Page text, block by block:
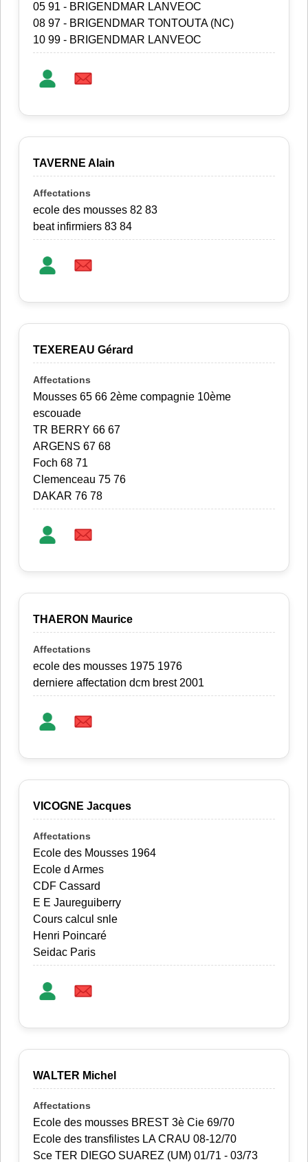
05 91 - BRIGENDMAR LANVEOC
08 97 - BRIGENDMAR TONTOUTA (NC)
10 99 - BRIGENDMAR LANVEOC
TAVERNE Alain
ecole des mousses 82 83
beat infirmiers 83 84
TEXEREAU Gérard
Mousses 65 66 2ème compagnie 10ème
escouade
TR BERRY 66 67
ARGENS 67 68
Foch 68 71
Clemenceau 75 76
DAKAR 76 78
THAERON Maurice
ecole des mousses 1975 1976
derniere affectation dcm brest 2001
VICOGNE Jacques
Ecole des Mousses 1964
Ecole d Armes
CDF Cassard
E E Jaureguiberry
Cours calcul snle
Henri Poincaré
Seidac Paris
WALTER Michel
Ecole des mousses BREST 3è Cie 69/70
Ecole des transfilistes LA CRAU 08-12/70
Sce TER DIEGO SUAREZ (UM) 01/71 - 03/73